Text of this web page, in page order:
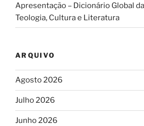
Apresentação – Dicionário Global
Teologia, Cultura e Literatura
ARQUIVO
Agosto 2026
Julho 2026
Junho 2026